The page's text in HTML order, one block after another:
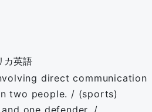
カ英語
direct communication
two people. / (sports)
one defender. /